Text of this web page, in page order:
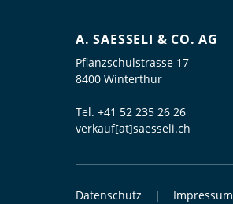
A. SAESSELI & CO. AG
Pflanzschulstrasse 17
8400 Winterthur
Tel. +41 52 235 26 26
verkauf[at]saesseli.ch
Datenschutz Impressum